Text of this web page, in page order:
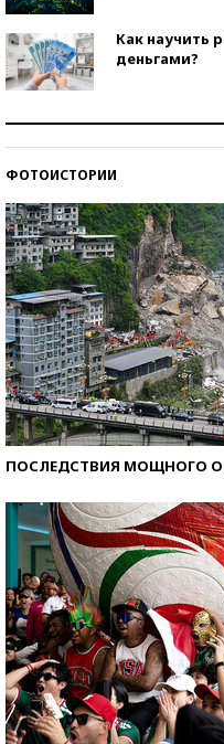
Как научить
деньгами?
ФОТОИСТОРИИ
ПОСЛЕДСТВИЯ МОЩНОГО